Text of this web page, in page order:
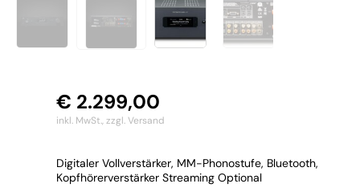
€ 2.299,00
inkl. MwSt.,zzgl. Versand
Digitaler Vollverstärker, MM-Phonostufe, Bluetooth,
Kopfhörerverstärker Streaming Optional